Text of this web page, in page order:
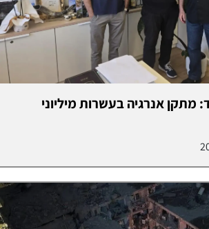
אנרגיה בעשרות מיליוני